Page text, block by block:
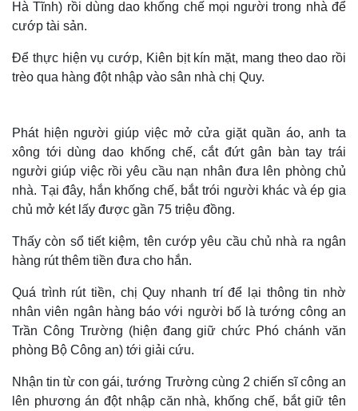
Hà Tĩnh) rồi dùng dao khống chế mọi người trong nhà để
cướp tài sản.
Để thực hiện vụ cướp, Kiên bịt kín mặt, mang theo dao rồi
trèo qua hàng đột nhập vào sân nhà chị Quy.
Phát hiện người giúp việc mở cửa giặt quần áo, anh ta
xông tới dùng dao khống chế, cắt đứt gân bàn tay trái
người giúp việc rồi yêu cầu nạn nhân đưa lên phòng chủ
nhà. Tại đây, hắn khống chế, bắt trói người khác và ép gia
chủ mở két lấy được gần 75 triệu đồng.
Thấy còn sổ tiết kiệm, tên cướp yêu cầu chủ nhà ra ngân
hàng rút thêm tiền đưa cho hắn.
Quá trình rút tiền, chị Quy nhanh trí để lại thông tin nhờ
nhân viên ngân hàng báo với người bố là tướng công an
Trần Công Trường (hiện đang giữ chức Phó chánh văn
phòng Bộ Công an) tới giải cứu.
Nhận tin từ con gái, tướng Trường cùng 2 chiến sĩ công an
lên phương án đột nhập căn nhà, khống chế, bắt giữ tên